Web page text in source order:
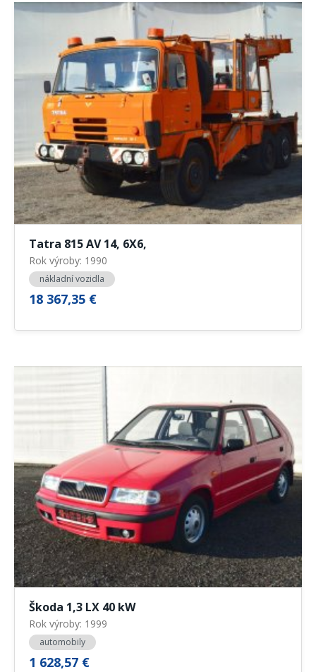
Tatra 815 AV 14, 6X6,
Rok výroby: 1990
nákladní vozidla
18 367,35 €
Škoda 1,3 LX 40 kW
Rok výroby: 1999
automobily
1 628,57 €